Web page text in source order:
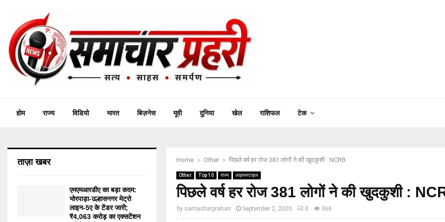
होम राज्य विडियो भारत बिज़नेस मूवी दुनिया खेल राशिफल टेक
Home Other पिछले वर्ष हर रोज 381 लोगों ने की खुदकुशी : NCRB
Other Top 10 राज्य लाइफस्टाइल
पिछले वर्ष हर रोज 381 लोगों ने की खुदकुशी :
by samacharprahari September 2, 2020 0 366
ताज़ा खबर
एमएमआरडीए का बड़ा कदम:
भोरपाड़ा-उल्हासनगर मेट्रो
लाइन-5ए के टेंडर जारी;
₹4,063 करोड़ का एक्सटेंशन